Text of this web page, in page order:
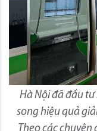
Hà Nội đã đầu
song hiệu quả